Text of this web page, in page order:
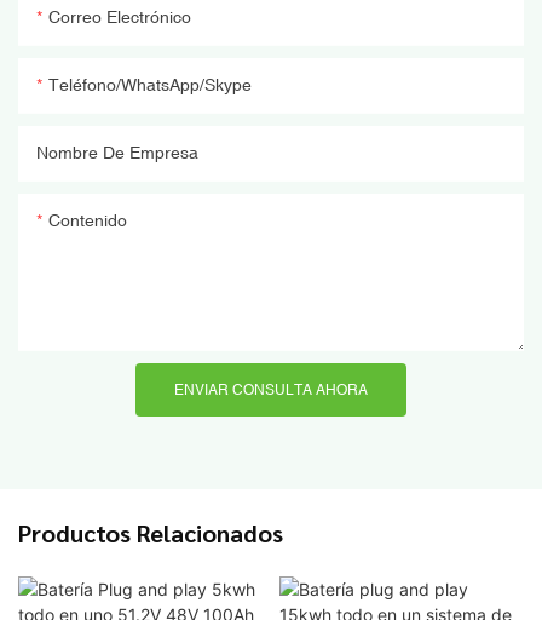
Correo Electrónico
Teléfono/WhatsApp/Skype
Nombre De Empresa
Contenido
ENVIAR CONSULTA AHORA
Productos Relacionados